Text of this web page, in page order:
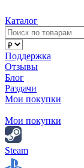
Каталог
Поддержка
Отзывы
Блог
Раздачи
Мои покупки
Мои покупки
Steam